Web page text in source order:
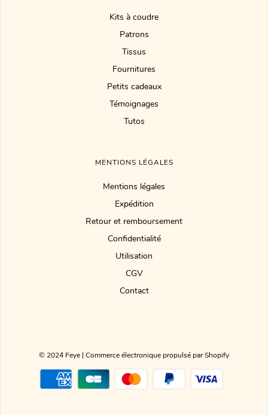
Kits à coudre
Patrons
Tissus
Fournitures
Petits cadeaux
Témoignages
Tutos
MENTIONS LÉGALES
Mentions légales
Expédition
Retour et remboursement
Confidentialité
Utilisation
CGV
Contact
© 2024 Feye | Commerce électronique propulsé par Shopify